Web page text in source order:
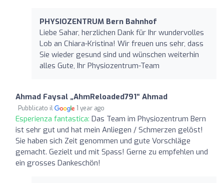
PHYSIOZENTRUM Bern Bahnhof
Liebe Sahar, herzlichen Dank für Ihr wundervolles
Lob an Chiara-Kristina! Wir freuen uns sehr, dass
Sie wieder gesund sind und wünschen weiterhin
alles Gute, Ihr Physiozentrum-Team
Ahmad Faysal „AhmReloaded791“ Ahmad
Pubblicato il 1 year ago
Esperienza fantastica: Das Team im Physiozentrum Bern
ist sehr gut und hat mein Anliegen / Schmerzen gelöst!
Sie haben sich Zeit genommen und gute Vorschläge
gemacht. Gezielt und mit Spass! Gerne zu empfehlen und
ein grosses Dankeschön!